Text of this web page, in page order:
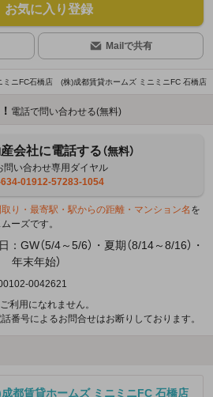
お気に入り登録
Mailで共有
ミニFC石橋店 (株)成都賃貸ホームズ ミニミニFC 石橋店
電話で問い合わせる(無料)
会社に電話する（無料）
問い合わせ専用ダイヤル
01912-57283-1054
り・最寄駅・駅からの距離・マンション名 を
ーズです。
GW（5/4～5/6）・夏期（8/14～8/16）・
年末年始）
0042621
利用になれません。
番号によるお問合せはお断りしております。
都賃貸ホームズ ミニミニFC 石橋店